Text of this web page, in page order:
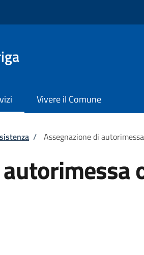
Vivere il Comune
/ Assegnazione di